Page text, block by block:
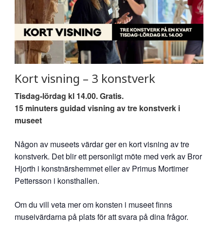
Kort visning – 3 konstverk
Tisdag-lördag kl 14.00. Gratis.
15 minuters guidad visning av tre konstverk i
museet
Någon av museets värdar ger en kort visning av tre
konstverk. Det blir ett personligt möte med verk av Bror
Hjorth i konstnärshemmet eller av Primus Mortimer
Pettersson i konsthallen.
Om du vill veta mer om konsten i museet finns
museivärdarna på plats för att svara på dina frågor.